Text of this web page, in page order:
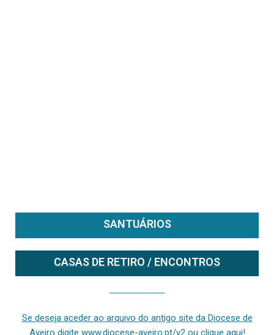
SANTUÁRIOS
CASAS DE RETIRO / ENCONTROS
Se deseja aceder ao arquivo do antigo site da Diocese de
Aveiro digite www.diocese-aveiro.pt/v2 ou clique aqui!